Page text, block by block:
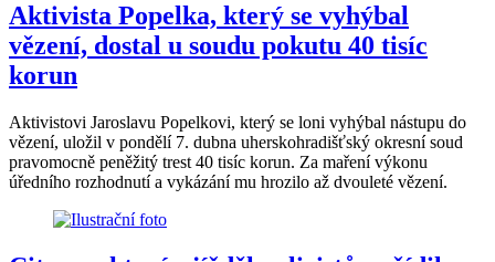
Aktivista Popelka, který se vyhýbal
vězení, dostal u soudu pokutu 40 tisíc
korun
Aktivistovi Jaroslavu Popelkovi, který se loni vyhýbal nástupu do
vězení, uložil v pondělí 7. dubna uherskohradišťský okresní soud
pravomocně peněžitý trest 40 tisíc korun. Za maření výkonu
úředního rozhodnutí a vykázání mu hrozilo až dvouleté vězení.